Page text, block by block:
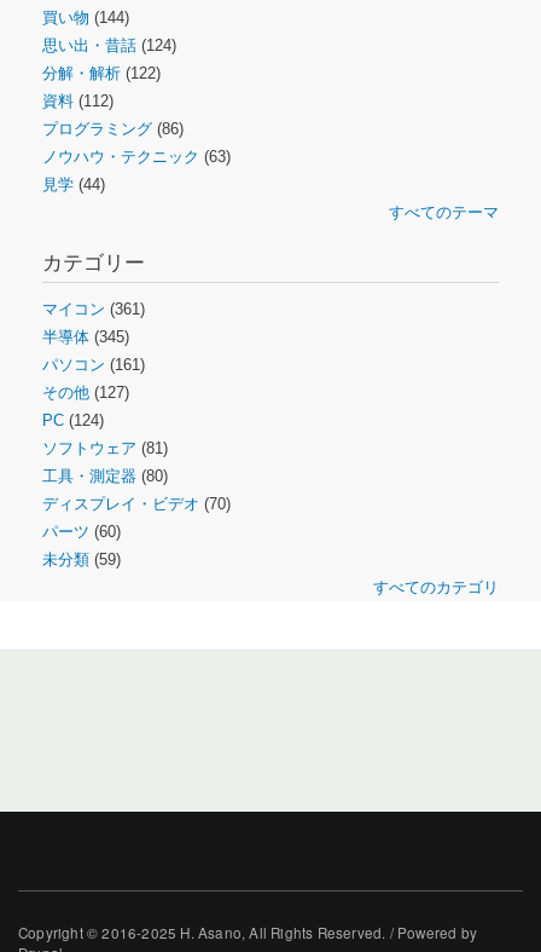
買い物 (144)
思い出・昔話 (124)
分解・解析 (122)
資料 (112)
プログラミング (86)
ノウハウ・テクニック (63)
見学 (44)
すべてのテーマ
カテゴリー
マイコン (361)
半導体 (345)
パソコン (161)
その他 (127)
PC (124)
ソフトウェア (81)
工具・測定器 (80)
ディスプレイ・ビデオ (70)
パーツ (60)
未分類 (59)
すべてのカテゴリ
Copyright © 2016-2025 H. Asano, All Rights Reserved. / Powered by